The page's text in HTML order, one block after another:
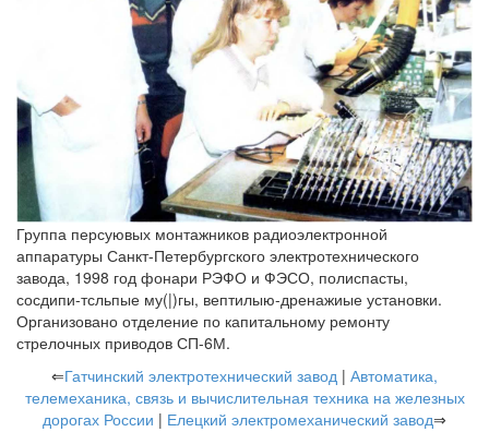
Группа персуювых монтажников радиоэлектронной
аппаратуры Санкт-Петербургского электротехнического
завода, 1998 год фонари РЭФО и ФЭСО, полиспасты,
сосдипи-тсльпые му(|)гы, вептилыю-дренажиые установки.
Организовано отделение по капитальному ремонту
стрелочных приводов СП-6М.
⇐Гатчинский электротехнический завод | Автоматика,
телемеханика, связь и вычислительная техника на железных
дорогах России | Елецкий электромеханический завод⇒